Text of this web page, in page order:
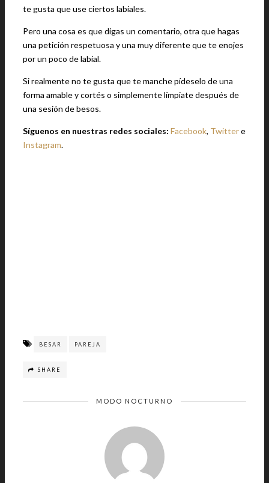
te gusta que use ciertos labiales.
Pero una cosa es que digas un comentario, otra que hagas
una petición respetuosa y una muy diferente que te enojes
por un poco de labial.
Si realmente no te gusta que te manche pídeselo de una
forma amable y cortés o simplemente límpiate después de
una sesión de besos.
Síguenos en nuestras redes sociales: Facebook, Twittere
Instagram.
BESAR PAREJA
SHARE
MODO NOCTURNO